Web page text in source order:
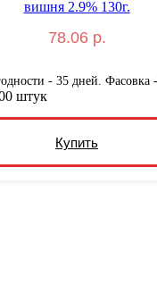
78.06 р.
- 35 дней. Фасовка
Купить
штук